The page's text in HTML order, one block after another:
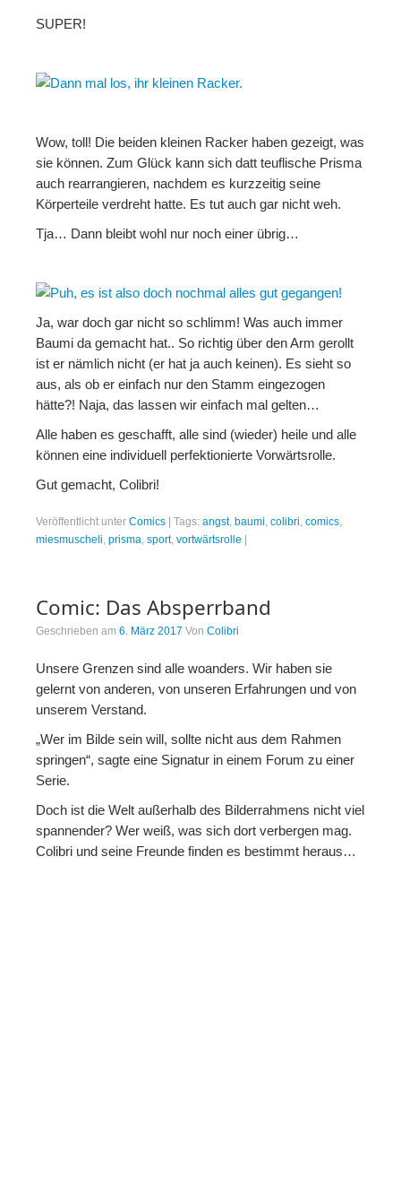
SUPER!
Wow, toll! Die beiden kleinen Racker haben gezeigt, was
sie können. Zum Glück kann sich datt teuflische Prisma
auch rearrangieren, nachdem es kurzzeitig seine
Körperteile verdreht hatte. Es tut auch gar nicht weh.
Tja… Dann bleibt wohl nur noch einer übrig…
Ja, war doch gar nicht so schlimm! Was auch immer
Baumi da gemacht hat.. So richtig über den Arm gerollt
ist er nämlich nicht (er hat ja auch keinen). Es sieht so
aus, als ob er einfach nur den Stamm eingezogen
hätte?! Naja, das lassen wir einfach mal gelten…
Alle haben es geschafft, alle sind (wieder) heile und alle
können eine individuell perfektionierte Vorwärtsrolle.
Gut gemacht, Colibri!
Veröffentlicht unter Comics Tags: angst, baumi, colibri, comics,
miesmuscheli, prisma, sport, vortwärtsrolle
Comic: Das Absperrband
Geschrieben am 6. März 2017 Von Colibri
Unsere Grenzen sind alle woanders. Wir haben sie
gelernt von anderen, von unseren Erfahrungen und von
unserem Verstand.
„Wer im Bilde sein will, sollte nicht aus dem Rahmen
springen“, sagte eine Signatur in einem Forum zu einer
Serie.
Doch ist die Welt außerhalb des Bilderrahmens nicht viel
spannender? Wer weiß, was sich dort verbergen mag.
Colibri und seine Freunde finden es bestimmt heraus…